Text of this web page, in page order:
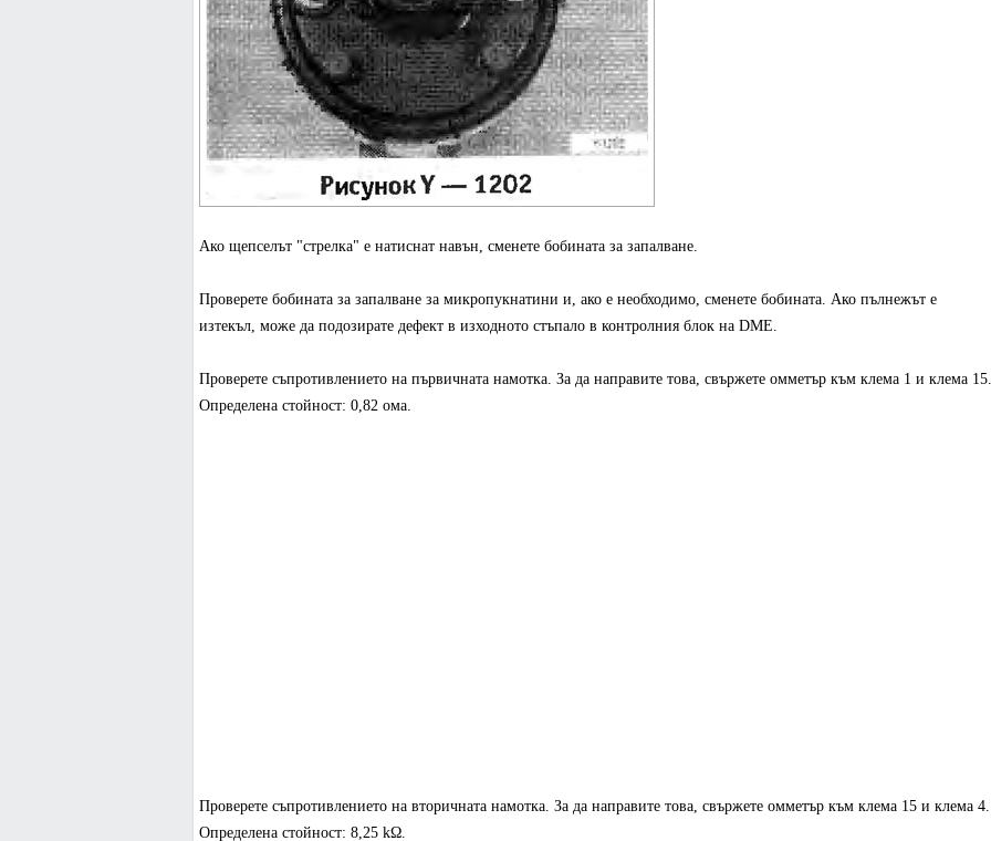
Ако щепселът "стрелка" е натиснат навън, сменете бобината за запалване.
Проверете бобината за запалване за микропукнатини и, ако е необходимо, сменете бобината. Ако пълнежът е
изтекъл, може да подозирате дефект в изходното стъпало в контролния блок на DME.
Проверете съпротивлението на първичната намотка. За да направите това, свържете омметър към клема 1 и клема 15.
Определена стойност: 0,82 ома.
Проверете съпротивлението на вторичната намотка. За да направите това, свържете омметър към клема 15 и клема 4.
Определена стойност: 8,25 kΩ.